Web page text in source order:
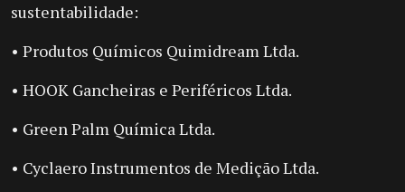
sustentabilidade:
• Produtos Químicos Quimidream Ltda.
• HOOK Gancheiras e Periféricos Ltda.
• Green Palm Química Ltda.
• Cyclaero Instrumentos de Medição Ltda.